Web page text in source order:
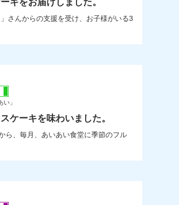
キをお届けしました。
さんからの支援を受け、お子様がいる3
」
ケーキを味わいました。
ら、毎月、あいあい食堂に季節のフル